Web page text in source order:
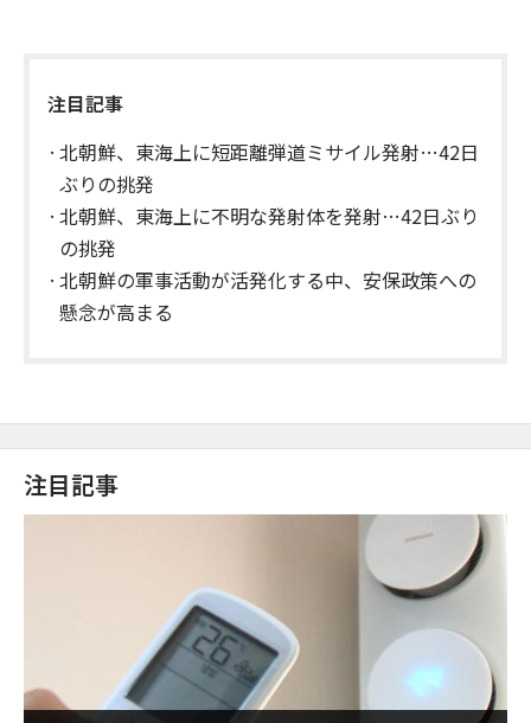
注目記事
北朝鮮、東海上に短距離弾道ミサイル発射…42日
ぶりの挑発
北朝鮮、東海上に不明な発射体を発射…42日ぶり
の挑発
北朝鮮の軍事活動が活発化する中、安保政策への
懸念が高まる
注目記事